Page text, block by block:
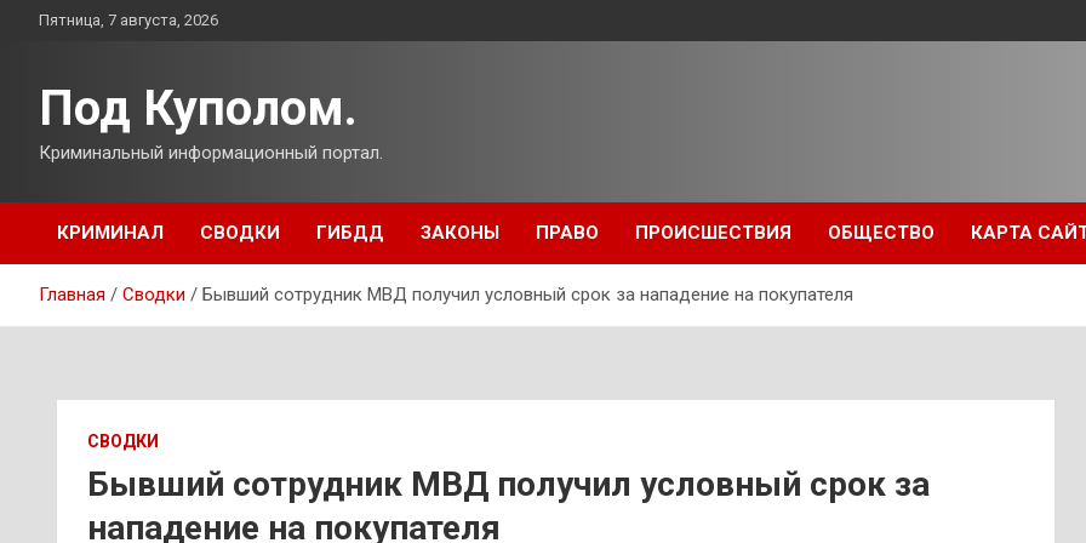
ПерейтиПятница, 7 августа, 2026
Под Куполом.
Криминальный информационный портал.
КРИМИНАЛ СВОДКИ ГИБДД ЗАКОНЫ ПРАВО ПРОИСШЕСТВИЯ ОБЩЕСТВО КАРТА
Главная Сводки Бывший сотрудник МВД получил условный срок за нападение на покупателя
СВОДКИ
Бывший сотрудник МВД получил условный срок за
нападение на покупателя